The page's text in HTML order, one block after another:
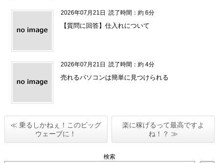
2026年07月21日 読了時間：約 6分
【質問に回答】仕入れについて
2026年07月21日 読了時間：約 4分
売れるパソコンは簡単に見つけられる
≪ 乗るしかねぇ！このビッグ
ウェーブに！
楽に稼げるって最高ですよ
ね！？ ≫
検索